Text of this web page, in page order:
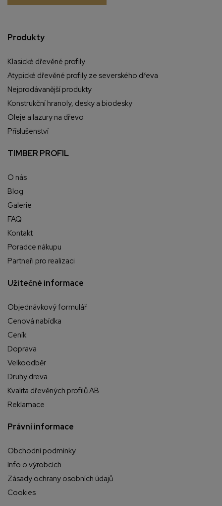
Produkty
Klasické dřevěné profily
Atypické dřevěné profily ze severského dřeva
Nejprodávanější produkty
Konstrukční hranoly, desky a biodesky
Oleje a lazury na dřevo
Příslušenství
TIMBER PROFIL
O nás
Blog
Galerie
FAQ
Kontakt
Poradce nákupu
Partneři pro realizaci
Užitečné informace
Objednávkový formulář
Cenová nabídka
Ceník
Doprava
Velkoodběr
Druhy dreva
Kvalita dřevěných profilů AB
Reklamace
Právní informace
Obchodní podmínky
Info o výrobcích
Zásady ochrany osobních údajů
Cookies